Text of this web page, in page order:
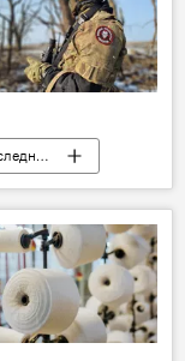
Спецоперация России по защите Донбасса: последние новости